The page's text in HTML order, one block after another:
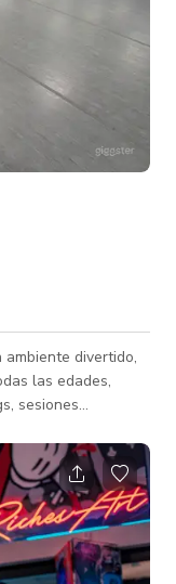
divertido,
las edades,
clases privadas de
de sonido,
ballet, ventiladores